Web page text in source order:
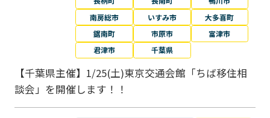
南房総市
いすみ市
大多喜町
鋸南町
市原市
富津市
君津市
千葉県
【千葉県主催】1/25(土)東京交通会館「ちば移住相
談会」を開催します！！